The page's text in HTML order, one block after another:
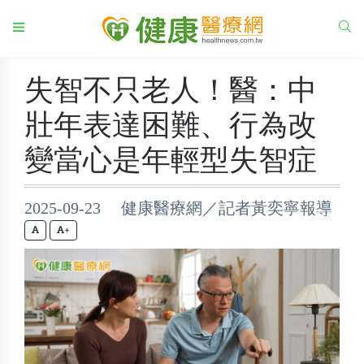
失智不只老人！醫：中
壯年表達困難、行為改
變當心是年輕型失智症
2025-09-23 健康醫療網／記者黃奕寧報導
+